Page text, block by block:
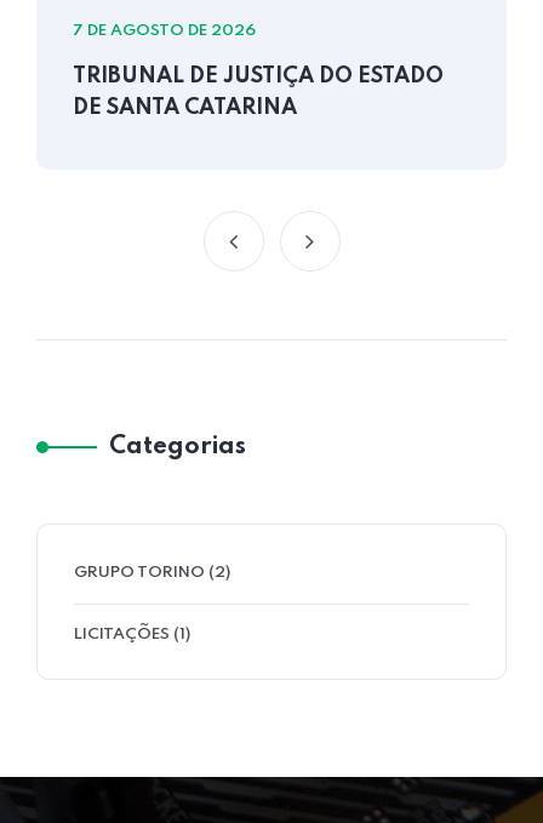
7 DE AGOSTO DE 2026
TRIBUNAL DE JUSTIÇA DO ESTADO
DE SANTA CATARINA
Categorias
GRUPO TORINO (2)
LICITAÇÕES (1)